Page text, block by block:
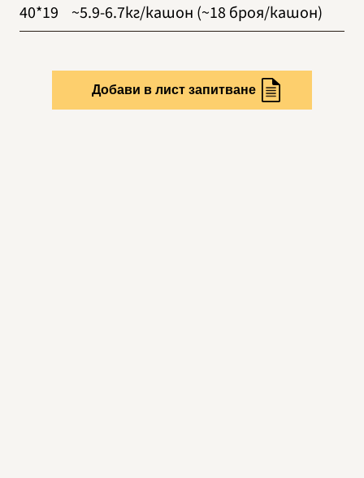
40*19
~5.9-6.7кг/кашон (~18 броя/кашон)
Добави в лист запитване